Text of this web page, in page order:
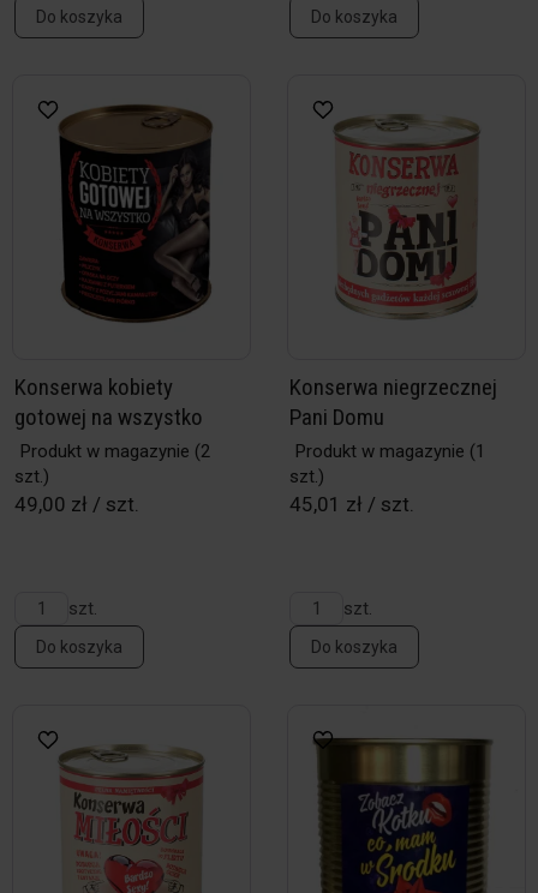
Do koszyka Do koszyka
Konserwa kobiety
gotowej na wszystko
Produkt w magazynie (2
szt.)
49,00 zł / szt.
szt.
Do koszyka
Konserwa niegrzecznej
Pani Domu
Produkt w magazynie (1
szt.)
45,01 zł / szt.
szt.
Do koszyka